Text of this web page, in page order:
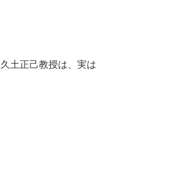
土正己教授は、実は